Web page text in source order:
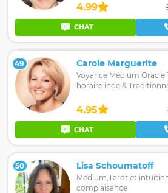
4.99
CHAT
49 Carole Marguerite
Voyance Médium
horaire inde &
4.95
CHAT
50 Lisa Schoumatoff
Medium,Tarot et intuition rapide et
complaisance